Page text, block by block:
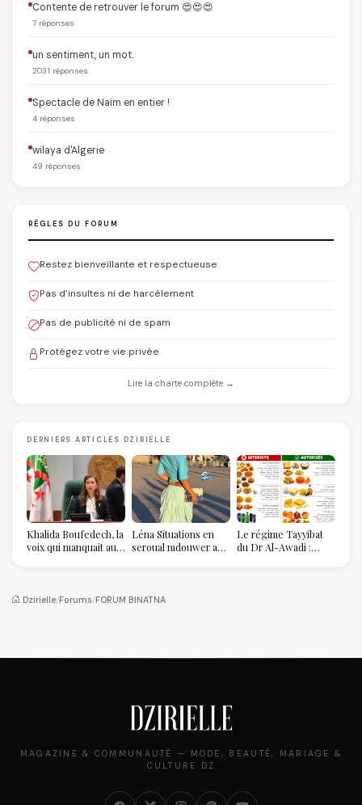
Contente de retrouver le forum 😍😍😍
7 réponses
un sentiment, un mot.
2031 réponses
Spectacle de Naïm en entier !
4 réponses
wilaya d'Algerie
49 réponses
RÈGLES DU FORUM
Restez bienveillante et respectueuse
Pas d'insultes ni de harcèlement
Pas de publicité ni de spam
Protégez votre vie privée
Lire la charte complète →
DERNIERS ARTICLES DZIRIELLE
Khalida Boufedech, la
voix qui manquait au
Léna Situations en
seroual mdouwer au
pièce mode de l'été
Le régime Tayyibat
du Dr Al-Awadi :
Dzirielle/Forums/FORUM BINATNA
MAGAZINE & COMMUNAUTÉ — MODE, BEAUTÉ, MARIAGE &
CULTURE DZ